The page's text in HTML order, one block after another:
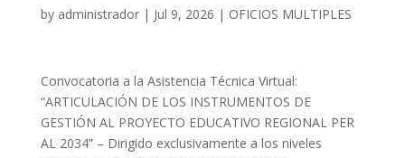
by administrador| Jul 9, 2026 | OFICIOS MULTIPLES
Convocatoria a la Asistencia Técnica Virtual:
“ARTICULACIÓN DE LOS INSTRUMENTOS DE
GESTIÓN AL PROYECTO EDUCATIVO REGIONAL PER
AL 2034” – Dirigido exclusivamente a los niveles